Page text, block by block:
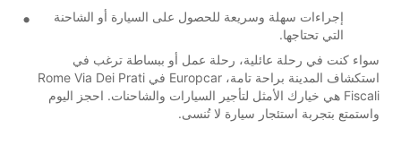
إجراءات سهلة وسريعة للحصول على السيارة أو الشاحنة
التي تحتاجها.
سواء كنت في رحلة عائلية، رحلة عمل أو ببساطة ترغب في
استكشاف المدينة براحة تامة، Europcar في Rome Via Dei Prati
Fiscali هي خيارك الأمثل لتأجير السيارات والشاحنات. احجز اليوم
واستمتع بتجربة استئجار سيارة لا تُنسى.